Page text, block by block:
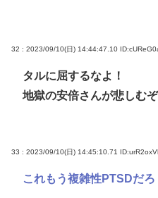
32 : 2023/09/10(日) 14:44:47.10
タルに屈するなよ！
地獄の安倍さんが悲しむぞ
33 : 2023/09/10(日) 14:45:10.71
これもう複雑性PTSDだろ